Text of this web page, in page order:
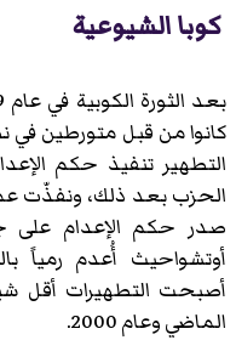
كوبا الشيوعية
كانوا من قبل متورطين في
التطهير تنفيذ حكم
صدر حكم الإعدام على
أوتشواحيث أُعدم رمياً
أصبحت التطهيرات أقل
الماضي وعام 2000.